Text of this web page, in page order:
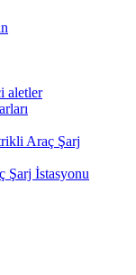
aletler
Araç Şarj
Şarj İstasyonu